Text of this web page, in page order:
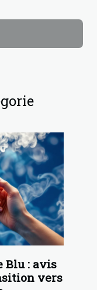
Blu : avis
vers